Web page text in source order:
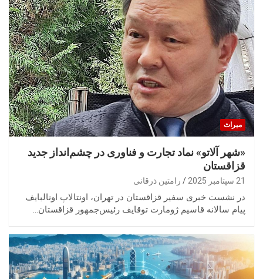
میراث
«شهر آلاتو» نماد تجارت و فناوری در چشم‌انداز جدید
قزاقستان
21 سپتامبر 2025 رامتین ذرقانی
در نشست خبری سفیر قزاقستان در تهران، اونتالاپ اونالبایف
پیام سالانه قاسیم ژومارت توقایف رئیس‌جمهور قزاقستان…